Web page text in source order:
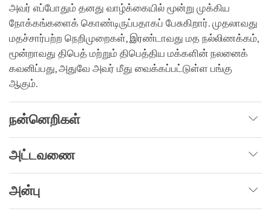
அவர் எப்போதும் தனது வாழ்க்கையில் மூன்று முக்கிய
நோக்கங்களைக் கொண்டிருப்பதாகப் பேசுகிறார். முதலாவது
மதச்சார்பற்ற நெறிமுறைகள், இரண்டாவது மத நல்லிணக்கம்,
மூன்றாவது திபெத் மற்றும் திபெத்திய மக்களின் நலனைக்
கவனிப்பது, அதுவே அவர் மீது வைக்கப்பட்டுள்ள பங்கு
ஆகும்.
நன்னெறிகள்
அட்டவணை
அன்பு